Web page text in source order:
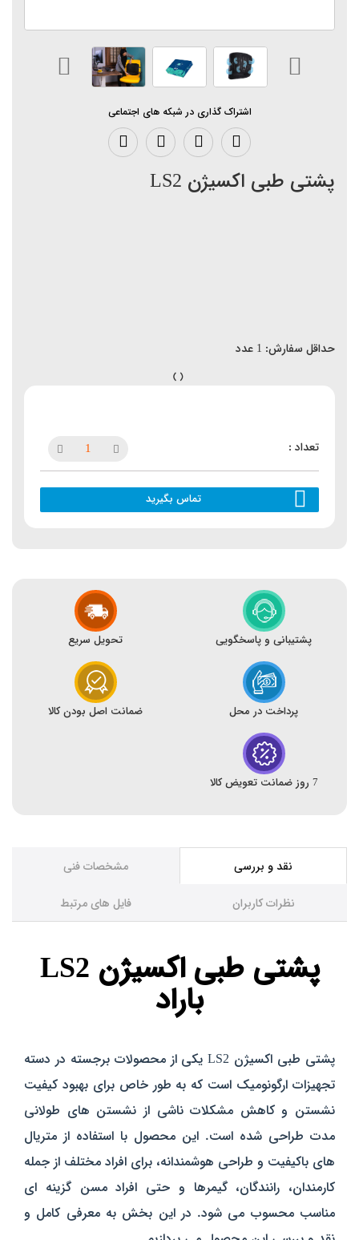
اشتراک گذاری در شبکه های اجتماعی
پشتی طبی اکسیژن LS2
حداقل سفارش: 1 عدد
تماس بگیرید
پشتیبانی و پاسخگویی تحویل سریع
پرداخت در محل ضمانت اصل بودن کالا
7 روز ضمانت تعویض کالا
نقد و بررسی مشخصات فنی
نظرات کاربران فایل های مرتبط
پشتی طبی اکسیژن LS2
باراد
پشتی طبی اکسیژن LS2 یکی از محصولات برجسته در دسته
تجهیزات ارگونومیک است که به طور خاص برای بهبود کیفیت
نشستن و کاهش مشکلات ناشی از نشستن‌ های طولانی
مدت طراحی شده است. این محصول با استفاده از متریال‌
های باکیفیت و طراحی هوشمندانه، برای افراد مختلف از جمله
کارمندان، رانندگان، گیمرها و حتی افراد مسنگزینه ای
مناسب محسوب می‌ شود. در این بخش به معرفی کامل و